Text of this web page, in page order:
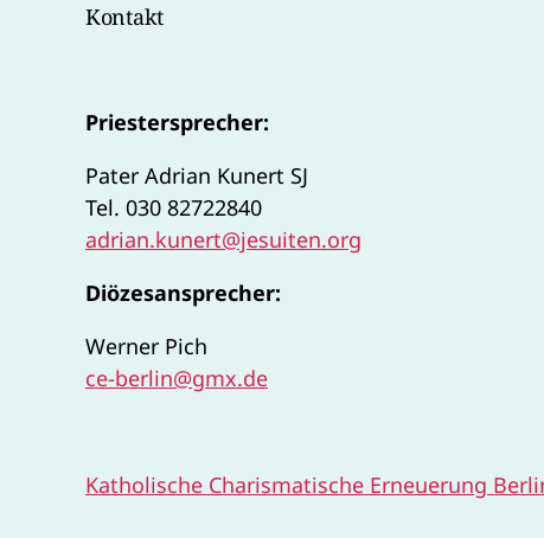
Kontakt
Priestersprecher:
Pater Adrian Kunert SJ
Tel. 030 82722840
adrian.kunert@jesuiten.org
Diözesansprecher:
Werner Pich
ce-berlin@gmx.de
Katholische Charismatische Erneuerung